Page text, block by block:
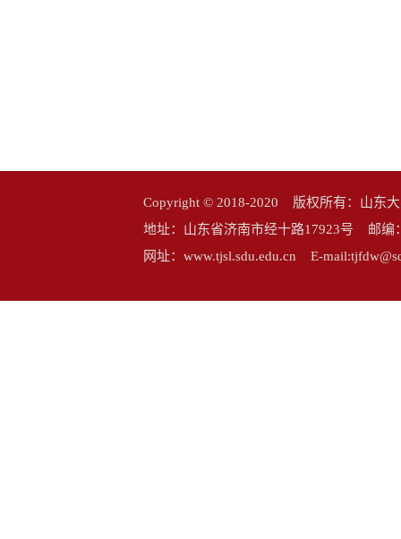
Copyright © 2018-2020 版权所有：山东
地址：山东省济南市经十路17923号 邮
网址：www.tjsl.sdu.edu.cn E-